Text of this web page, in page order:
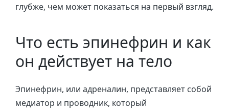
глубже, чем может показаться на первый взгляд.
Что есть эпинефрин и как
он действует на тело
Эпинефрин, или адреналин, представляет собой
медиатор и проводник, который